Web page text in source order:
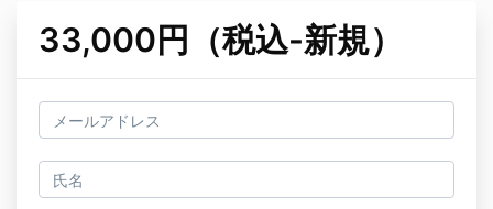
33,000円（税込-新規）